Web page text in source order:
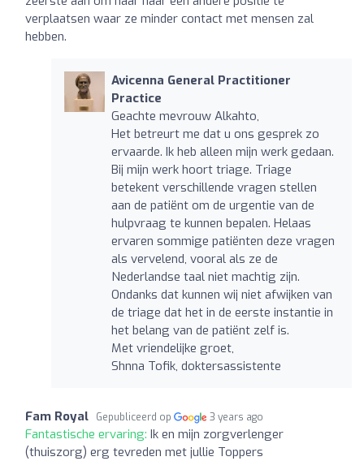
verplaatsen waar ze minder contact met mensen zal
hebben.
Avicenna General Practitioner
Practice
Geachte mevrouw Alkahto,
Het betreurt me dat u ons gesprek zo
ervaarde. Ik heb alleen mijn werk gedaan.
Bij mijn werk hoort triage. Triage
betekent verschillende vragen stellen
aan de patiënt om de urgentie van de
hulpvraag te kunnen bepalen. Helaas
ervaren sommige patiënten deze vragen
als vervelend, vooral als ze de
Nederlandse taal niet machtig zijn.
Ondanks dat kunnen wij niet afwijken van
de triage dat het in de eerste instantie in
het belang van de patiënt zelf is.
Met vriendelijke groet,
Shnna Tofik, doktersassistente
Fam Royal Gepubliceerd op 3 years ago
Fantastische ervaring: Ik en mijn zorgverlenger
(thuiszorg) erg tevreden met jullie Toppers